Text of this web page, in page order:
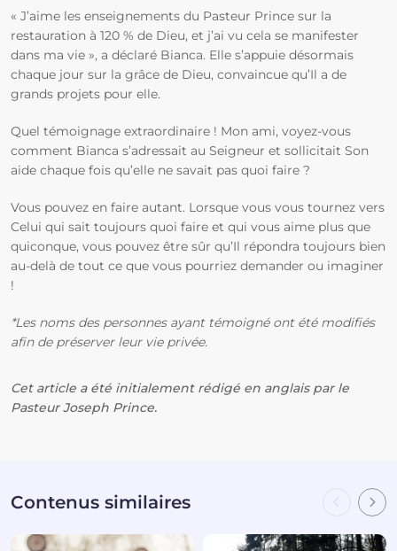
« J’aime les enseignements du Pasteur Prince sur la
restauration à 120 % de Dieu, et j’ai vu cela se manifester
dans ma vie », a déclaré Bianca. Elle s’appuie désormais
chaque jour sur la grâce de Dieu, convaincue qu’Il a de
grands projets pour elle.
Quel témoignage extraordinaire ! Mon ami, voyez-vous
comment Bianca s’adressait au Seigneur et sollicitait Son
aide chaque fois qu’elle ne savait pas quoi faire ?
Vous pouvez en faire autant. Lorsque vous vous tournez vers
Celui qui sait toujours quoi faire et qui vous aime plus que
quiconque, vous pouvez être sûr qu’Il répondra toujours bien
au-delà de tout ce que vous pourriez demander ou imaginer
!
*Les noms des personnes ayant témoigné ont été modifiés
afin de préserver leur vie privée.
Cet article a été initialement rédigé en anglais par le
Pasteur Joseph Prince.
Contenus similaires